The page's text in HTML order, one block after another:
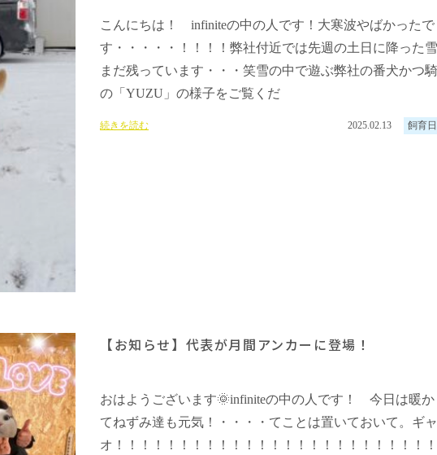
こんにちは！ infiniteの中の人です！大寒波やばかったで
す・・・・・！！！！弊社付近では先週の土日に降った
まだ残っています・・・笑雪の中で遊ぶ弊社の番犬かつ
の「YUZU」の様子をご覧くだ
続きを読む 2025.02.13 飼育
【お知らせ】代表が月間アンカーに登場！
おはようございます🌞infiniteの中の人です！ 今日は暖か
てねずみ達も元気！・・・・てことは置いておいて。ギャ
オ！！！！！！！！！！！！！！！！！！！！！！！！！